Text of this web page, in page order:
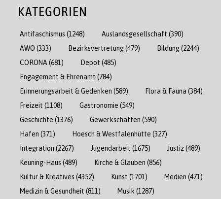
KATEGORIEN
Antifaschismus (1248) Auslandsgesellschaft (390)
AWO (333) Bezirksvertretung(479) Bildung(2244)
CORONA (681) Depot (485)
Engagement & Ehrenamt (784)
Erinnerungsarbeit & Gedenken (589) Flora & Fauna (384)
Freizeit (1108) Gastronomie (549)
Geschichte (1376) Gewerkschaften (590)
Hafen (371) Hoesch & Westfalenhütte (327)
Integration (2267) Jugendarbeit (1675) Justiz(489)
Keuning-Haus (489) Kirche & Glauben (856)
Kultur & Kreatives (4352) Kunst (1701) Medien (471)
Medizin & Gesundheit (811) Musik (1287)